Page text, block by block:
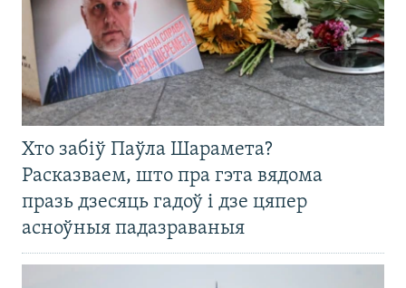
Хто забіў Паўла Шарамета?
Расказваем, што пра гэта вядома
празь дзесяць гадоў і дзе цяпер
асноўныя падазраваныя